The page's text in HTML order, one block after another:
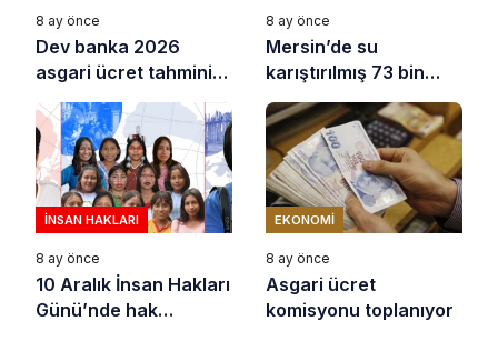
8 ay önce
Dev banka 2026
asgari ücret tahminini
açıkladı
8 ay önce
Mersin’de su
karıştırılmış 73 bin
litre sıvı yağ ele
geçirildi
İNSAN HAKLARI
8 ay önce
10 Aralık İnsan Hakları
Günü’nde hak
EKONOMI
8 ay önce
Asgari ücret
komisyonu toplanıyor